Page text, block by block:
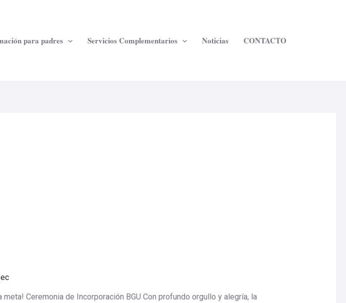
para padres Servicios Complementarios Noticias CONTACTO
meta! Ceremonia de Incorporación BGU Con profundo orgullo y alegría, la